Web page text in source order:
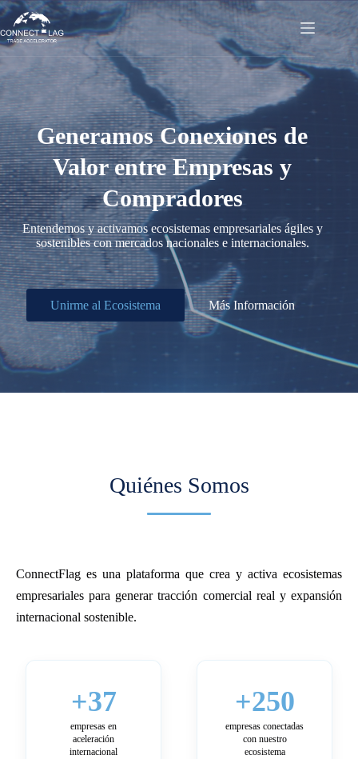
Saltar
al
contenido
Generamos Conexiones de
Valor entre Empresas y
Compradores
Entendemos y activamos ecosistemas empresariales ágiles y
sostenibles con mercados nacionales e internacionales.
Unirme al Ecosistema Más Información
Quiénes Somos
ConnectFlag es una plataforma que crea y activa ecosistemas
empresariales para generar tracción comercial real y expansión
internacional sostenible.
+37
empresas en
aceleración
internacional
+250
empresas conectadas
con nuestro
ecosistema